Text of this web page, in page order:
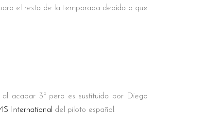
el resto de la temporada debido a que
acabar 3º pero es sustituido por Diego
International del piloto español.